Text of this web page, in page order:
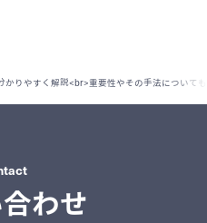
かりやすく解説<br>重要性やその手法について
わせ